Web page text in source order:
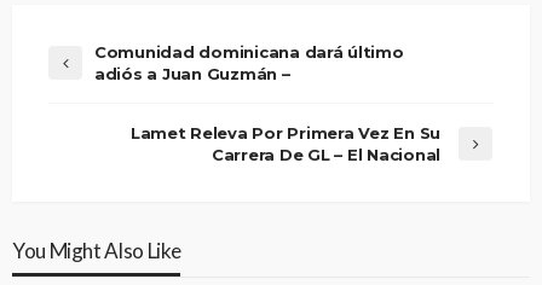
Comunidad dominicana dará último
adiós a Juan Guzmán –
Lamet Releva Por Primera Vez En Su
Carrera De GL – El Nacional
You Might Also Like